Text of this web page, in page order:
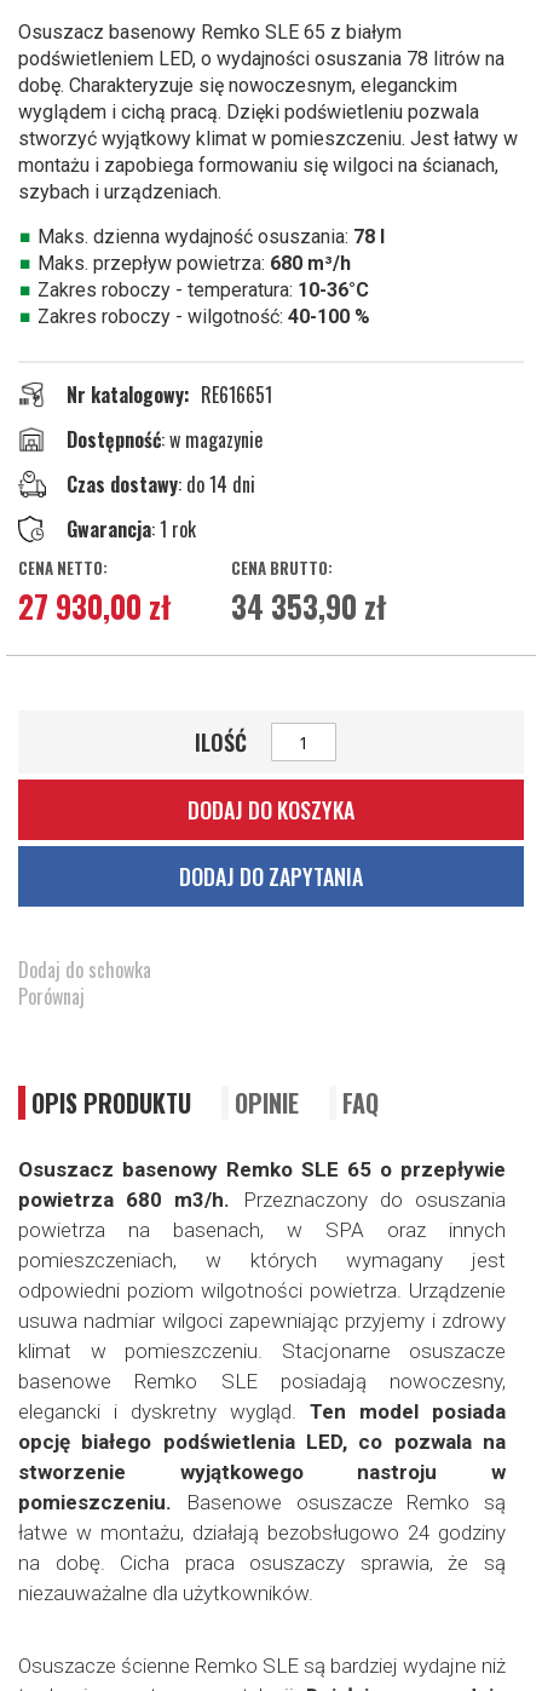
galerii
Osuszacz basenowy Remko SLE 65 z białym
podświetleniem LED, o wydajności osuszania 78 litrów na
dobę. Charakteryzuje się nowoczesnym, eleganckim
wyglądem i cichą pracą. Dzięki podświetleniu pozwala
stworzyć wyjątkowy klimat w pomieszczeniu. Jest łatwy w
montażu i zapobiega formowaniu się wilgoci na ścianach,
szybach i urządzeniach.
Maks. dzienna wydajność osuszania: 78 l
Maks. przepływ powietrza: 680 m³/h
Zakres roboczy - temperatura: 10-36°C
Zakres roboczy - wilgotność: 40-100 %
Nr katalogowy
RE616651
w magazynie
Czas dostawy: do 14 dni
Gwarancja: 1 rok
34 353,90 zł
27 930,00 zł
ILOŚĆ
DODAJ DO KOSZYKA
DODAJ DO ZAPYTANIA
Dodaj do schowka
Porównaj
OPIS PRODUKTU OPINIE FAQ
Osuszacz basenowy Remko SLE 65 o przepływie
powietrza 680 m3/h. Przeznaczony do osuszania
powietrza na basenach, w SPA oraz innych
pomieszczeniach, w których wymagany jest
odpowiedni poziom wilgotności powietrza. Urządzenie
usuwa nadmiar wilgoci zapewniając przyjemy i zdrowy
klimat w pomieszczeniu. Stacjonarne osuszacze
basenowe Remko SLE posiadają nowoczesny,
elegancki i dyskretny wygląd. Ten model posiada
opcję białego podświetlenia LED, co pozwala na
stworzenie wyjątkowego nastroju w
pomieszczeniu. Basenowe osuszacze Remko są
łatwe w montażu, działają bezobsługowo 24 godziny
na dobę. Cicha praca osuszaczy sprawia, że są
niezauważalne dla użytkowników.
Osuszacze ścienne Remko SLE są bardziej wydajne niż